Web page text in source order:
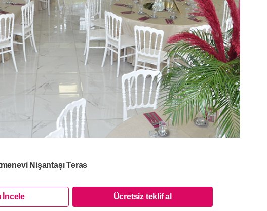
Nişantaşı Teras
İncele Ücretsiz teklif al